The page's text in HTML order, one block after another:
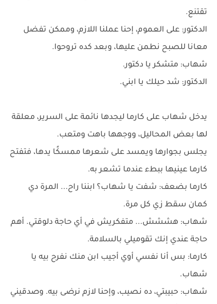
تقتنع.
الدكتور: على العموم، إحنا عملنا اللازم، وممكن تفضل
معانا للصبح نطمن عليها، وبعد كده تروحوا.
شهاب: متشكر يا دكتور.
الدكتور: شد حيلك يا ابني.
يدخل شهاب على كارما ليجدها نائمة على السرير، معلقة
لها بعض المحاليل، ووجهها باهت ومتعب.
يجلس بجوارها ويمسد على شعرها ممسكًا يدها، فتفتح
كارما عينيها ببطء عندما تشعر به.
كارما بضعف: شفت يا شهاب؟ ابننا راح... المرة دي
كمان سقط زي كل مرة.
شهاب: هششش... متفكريش في أي حاجة دلوقتي. أهم
حاجة عندي إنك تقوميلي بالسلامة.
كارما: بس أنا نفسي أوي أجيب ابن منك نفرح بيه يا
شهاب.
شهاب: حبيبتي، ده نصيب، وإحنا لازم نرضى بيه. وصدقيني